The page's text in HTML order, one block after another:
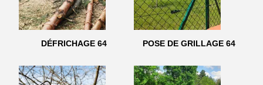
DÉFRICHAGE 64 POSE DE GRILLAGE 64